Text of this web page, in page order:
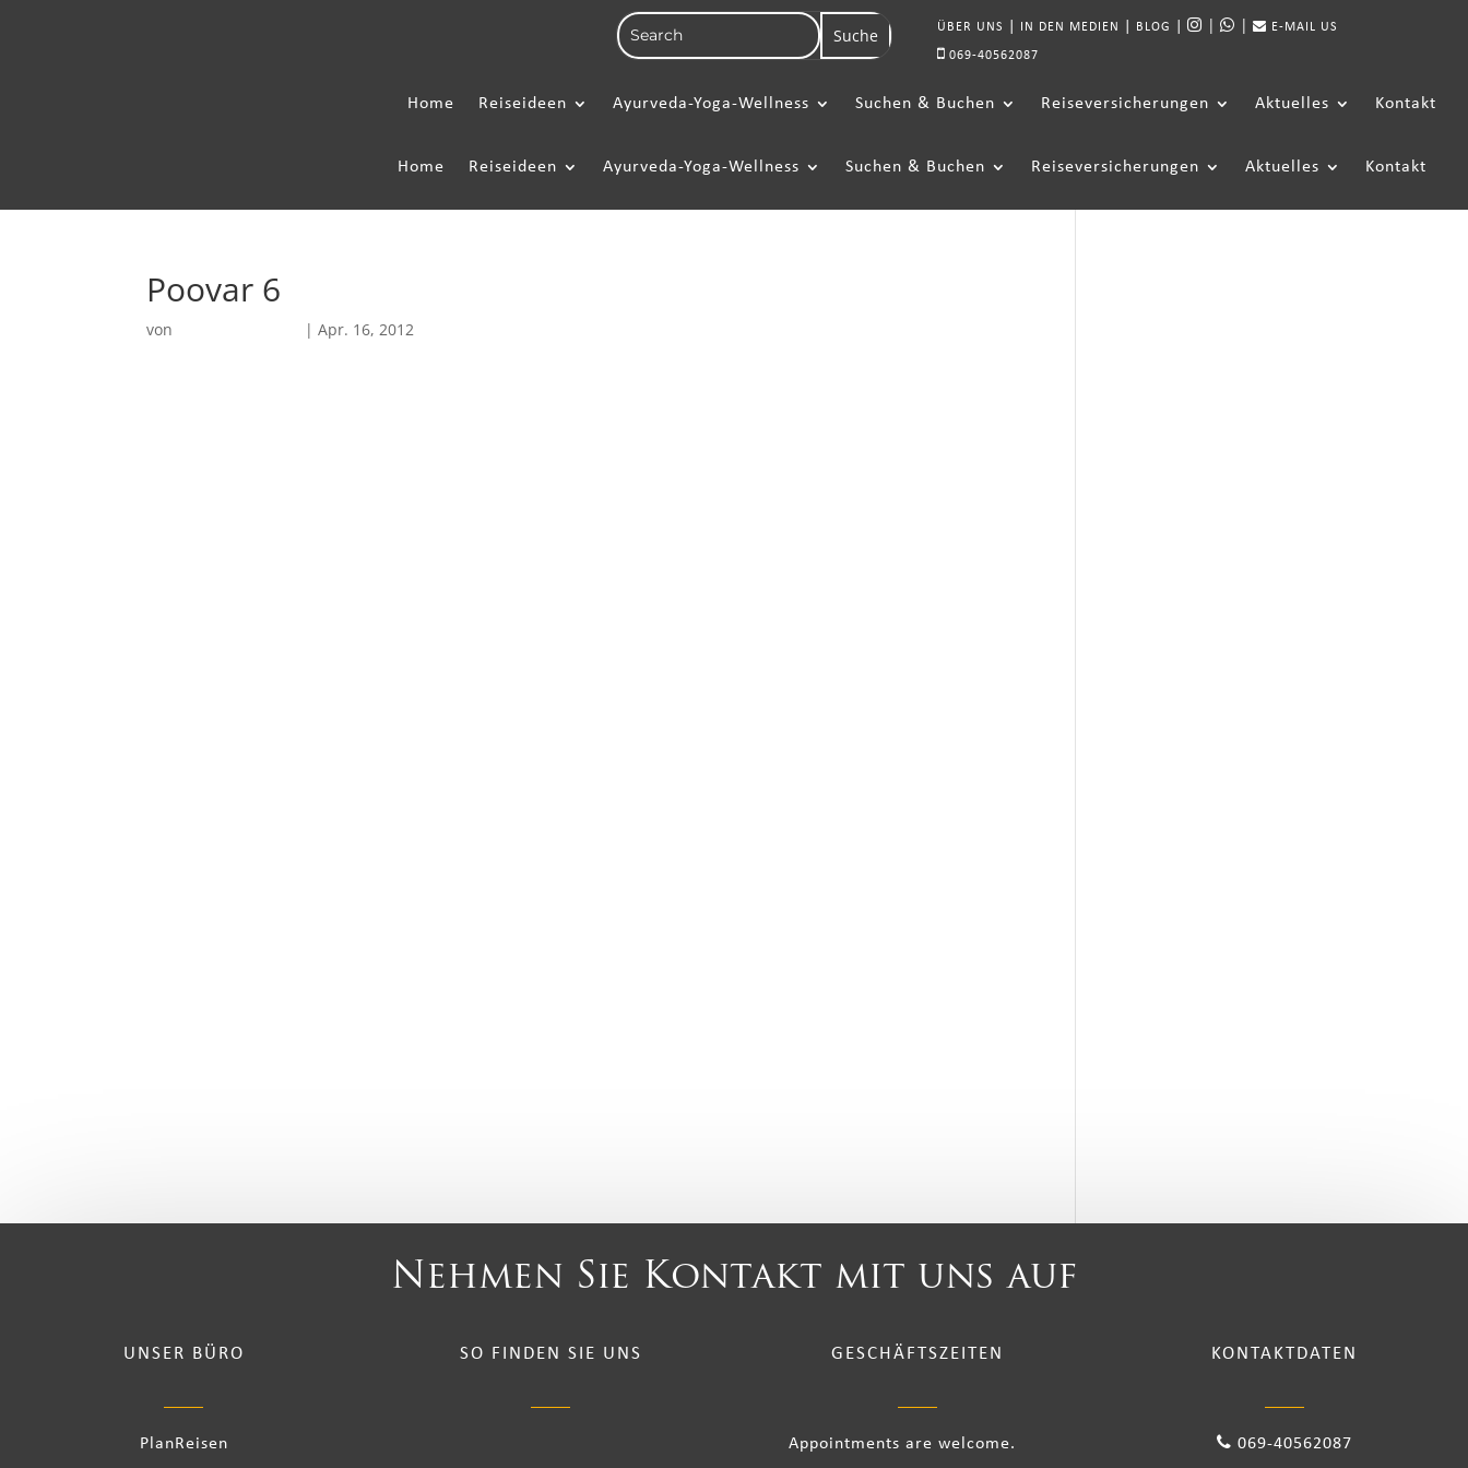
ÜBER UNS IN DEN MEDIEN BLOG | | E-MAIL US
069-40562087
Home Reiseideen Ayurveda-Yoga-Wellness Suchen & Buchen Reiseversicherungen Aktuelles Kontakt
Home Reiseideen Ayurveda-Yoga-Wellness Suchen & Buchen Reiseversicherungen Aktuelles Kontakt
Poovar 6
von |Apr. 16, 2012
Nehmen Sie Kontakt mit uns auf
UNSER BÜRO
PlanReisen
SO FINDEN SIE UNS GESCHÄFTSZEITEN
Appointments are welcome.
KONTAKTDATEN
069-40562087